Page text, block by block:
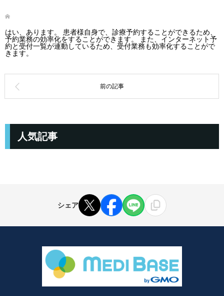
はい、あります。 患者様自身で、診療予約することができるため、
予約業務の効率化をすることができます。 また、インターネット予
約と受付一覧が連動しているため、受付業務も効率化することがで
きます。
人気記事
シェア